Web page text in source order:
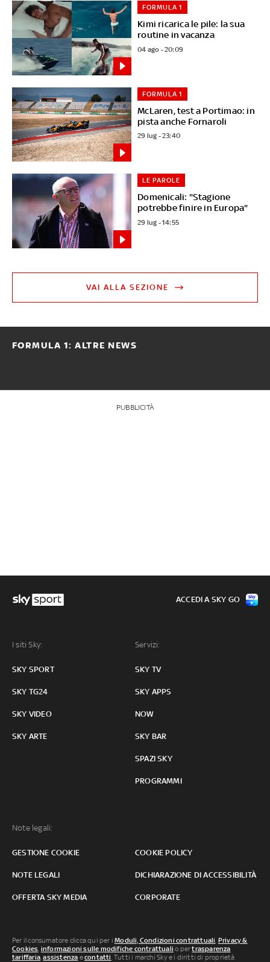
Kimi ricarica le pile: la sua
routine in vacanza
FORMULA 1
04 ago - 20:09
McLaren, test a Portimao: in
pista anche Fornaroli
FORMULA 1
29 lug - 23:40
Domenicali: "Stagione
potrebbe finire in Europa"
LE PAROLE
29 lug - 14:55
VAI ALLA SEZIONE
FORMULA 1: ALTRE NEWS
PUBBLICITÀ
I siti Sky:
SKY SPORT
SKY TG24
SKY VIDEO
SKY ARTE
Servizi:
SKY TV
SKY APPS
NOW
SKY BAR
SPAZI SKY
PROGRAMMI
Note legali:
GESTIONE COOKIE COOKIE POLICY
NOTE LEGALI DICHIARAZIONE DI ACCESSIBILITÀ
OFFERTA SKY MEDIA CORPORATE
ACCEDI A SKY GO
Per il consumatore clicca qui per iModuli, Condizioni contrattuali, Privacy &
Cookies, informazioni sulle modifiche contrattuali o pertrasparenza
tariffaria,assistenza econtatti. Tutti i marchi Sky e i diritti di proprietà